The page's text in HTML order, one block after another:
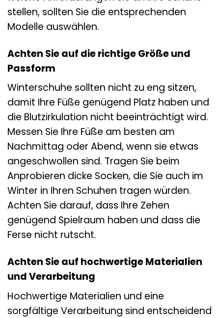
stellen, sollten Sie die entsprechenden
Modelle auswählen.
Achten Sie auf die richtige Größe und
Passform
Winterschuhe sollten nicht zu eng sitzen,
damit Ihre Füße genügend Platz haben und
die Blutzirkulation nicht beeinträchtigt wird.
Messen Sie Ihre Füße am besten am
Nachmittag oder Abend, wenn sie etwas
angeschwollen sind. Tragen Sie beim
Anprobieren dicke Socken, die Sie auch im
Winter in Ihren Schuhen tragen würden.
Achten Sie darauf, dass Ihre Zehen
genügend Spielraum haben und dass die
Ferse nicht rutscht.
Achten Sie auf hochwertige Materialien
und Verarbeitung
Hochwertige Materialien und eine
sorgfältige Verarbeitung sind entscheidend